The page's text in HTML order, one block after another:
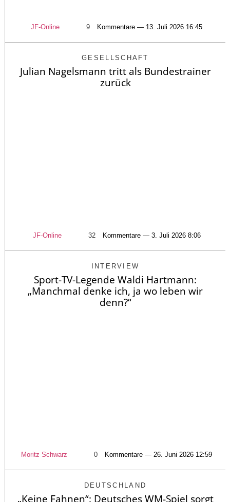
JF-Online 9 Kommentare — 13. Juli 2026 16:45
GESELLSCHAFT
Julian Nagelsmann tritt als Bundestrainer
zurück
JF-Online 32 Kommentare — 3. Juli 2026 8:06
INTERVIEW
Sport-TV-Legende Waldi Hartmann:
„Manchmal denke ich, ja wo leben wir
denn?“
Moritz Schwarz 0 Kommentare — 26. Juni 2026 12:59
DEUTSCHLAND
„Keine Fahnen“: Deutsches WM-Spiel sorgt